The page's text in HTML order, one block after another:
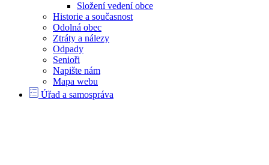
Složení vedení obce
Historie a současnost
Odolná obec
Ztráty a nálezy
Odpady
Senioři
Napište nám
Mapa webu
Úřad a samospráva